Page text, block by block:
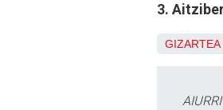
3.
GIZARTEA